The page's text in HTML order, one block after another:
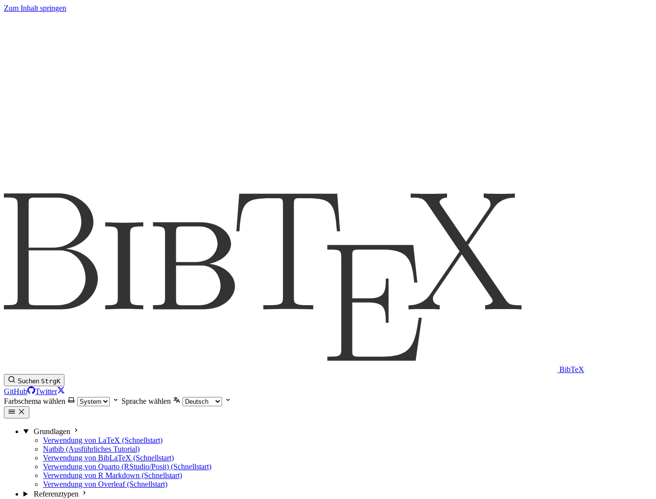
Zum Inhalt springen
BibTeX
Suchen StrgK
GitHub
Twitter
Farbschema wählen
Sprache wählen
Grundlagen
Verwendung von LaTeX (Schnellstart)
Natbib (Ausführliches Tutorial)
Verwendung von BibLaTeX (Schnellstart)
Verwendung von Quarto (RStudio/Posit) (Schnellstart)
Verwendung von R Markdown (Schnellstart)
Verwendung von Overleaf (Schnellstart)
Referenztypen